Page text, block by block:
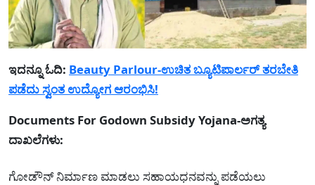
ಇದನ್ನೂ ಓದಿ: Beauty Parlour-ಉಚಿತ ಬ್ಯೂಟಿಪಾರ್ಲರ್ ತರಬೇತಿ
ಪಡೆದು ಸ್ವಂತ ಉದ್ಯೋಗ ಆರಂಭಿಸಿ!
Documents For Godown Subsidy Yojana-ಅಗತ್ಯ
ದಾಖಲೆಗಳು:
ಗೋಡೌನ್ ನಿರ್ಮಾಣ ಮಾಡಲು ಸಹಾಯಧನವನ್ನು ಪಡೆಯಲು